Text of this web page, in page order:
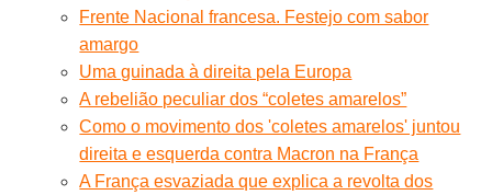
Frente Nacional francesa. Festejo com sabor
amargo
Uma guinada à direita pela Europa
A rebelião peculiar dos “coletes amarelos”
Como o movimento dos 'coletes amarelos' juntou
direita e esquerda contra Macron na França
A França esvaziada que explica a revolta dos